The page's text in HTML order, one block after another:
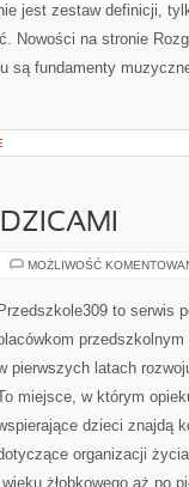
jest zestaw definicji,
Nowości na stronie
są fundamenty
MOŻLIWOŚĆ
Przedszkole309 to serwis
pierwszych latach
miejsce, w którym
dzieci znajdą
organizacji
żłobkowego aż po